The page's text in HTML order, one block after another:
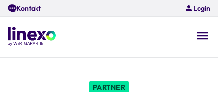
Skip
to
main
content
Kontakt Login
PARTNER